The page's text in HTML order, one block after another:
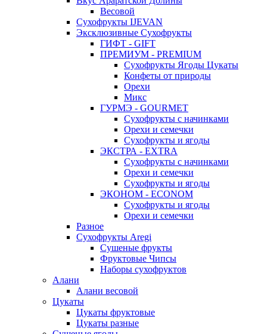
Весовой
Сухофрукты IJEVAN
Эксклюзивные Сухофрукты
ГИФТ - GIFT
ПРЕМИУМ - PREMIUM
Сухофрукты Ягоды Цукаты
Конфеты от природы
Орехи
Микс
ГУРМЭ - GOURMET
Сухофрукты с начинками
Орехи и семечки
Сухофрукты и ягоды
ЭКСТРА - EXTRA
Сухофрукты с начинками
Орехи и семечки
Сухофрукты и ягоды
ЭКОНОМ - ECONOM
Сухофрукты и ягоды
Орехи и семечки
Разное
Сухофрукты Aregi
Сушеные фрукты
Фруктовые Чипсы
Наборы сухофруктов
Алани
Алани весовой
Цукаты
Цукаты фруктовые
Цукаты разные